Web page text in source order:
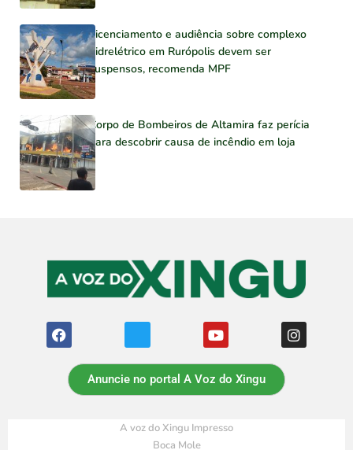
Licenciamento e audiência sobre complexo
hidrelétrico em Rurópolis devem ser
suspensos, recomenda MPF
Corpo de Bombeiros de Altamira faz perícia
para descobrir causa de incêndio em loja
Anuncie no portal A Voz do Xingu
A voz do Xingu Impresso
Boca Mole